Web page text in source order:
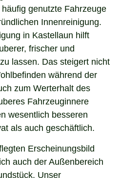
genutzte Fahrzeuge
Innenreinigung.
in Kastellaun hilft
frischer und
lassen. Das steigert nicht
während der
zum Werterhalt des
Fahrzeuginnere
wesentlich besseren
als auch geschäftlich.
Erscheinungsbild
auch der Außenbereich
Unser